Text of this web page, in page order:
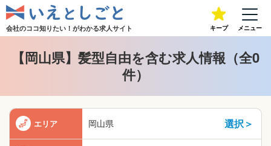
会社のココ知りたい！がわかる求人サイト キープ メニュー
【岡山県】髪型自由を含む求人情報（全0
件）
エリア 岡山県 選択＞